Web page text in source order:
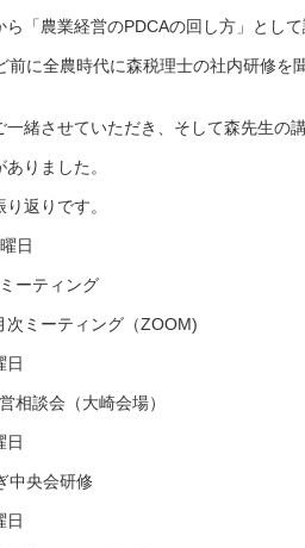
ら「農業経営のPDCAの回し方」とし
前に全農時代に森税理士の社内研修
一緒させていただき、そして森先生の
りました。
返りです。
日
ーティング
ミーティング（ZOOM)
日
談会（大崎会場）
日
央会研修
日